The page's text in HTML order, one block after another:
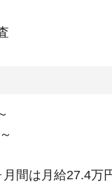
間は月給27.4万